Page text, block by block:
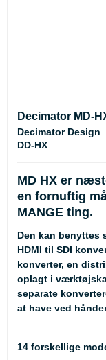
Decimator MD-
Decimator Design
DD-HX
MD HX er
en fornuftig
MANGE ting.
Den kan benyttes
HDMI til SDI
konverter, en
oplagt i
separate
at have ved
14 forskellige